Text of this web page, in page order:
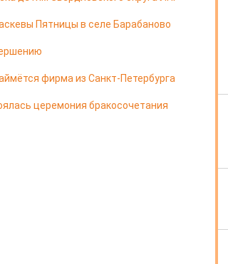
Пятницы в селе Барабаново
фирма из Санкт-Петербурга
церемония бракосочетания